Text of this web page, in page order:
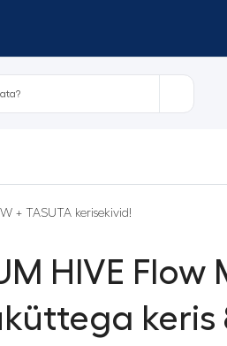
+ TASUTA kerisekivid!
HIVE Flow
keris